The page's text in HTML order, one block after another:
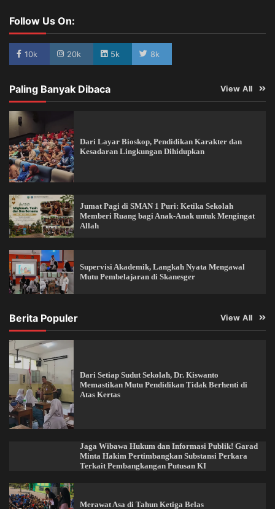
Follow Us On:
10k 20k 5k 8k
Paling Banyak Dibaca View All
Dari Layar Bioskop, Pendidikan Karakter dan
Kesadaran Lingkungan Dihidupkan
Jumat Pagi di SMAN 1 Puri: Ketika Sekolah
Memberi Ruang bagi Anak-Anak untuk Mengingat
Allah
Supervisi Akademik, Langkah Nyata Mengawal
Mutu Pembelajaran di Skanesger
Berita Populer View All
Dari Setiap Sudut Sekolah, Dr. Kiswanto
Memastikan Mutu Pendidikan Tidak Berhenti di
Atas Kertas
Jaga Wibawa Hukum dan Informasi Publik! Garad
Minta Hakim Pertimbangkan Substansi Perkara
Terkait Pembangkangan Putusan KI
Merawat Asa di Tahun Ketiga Belas